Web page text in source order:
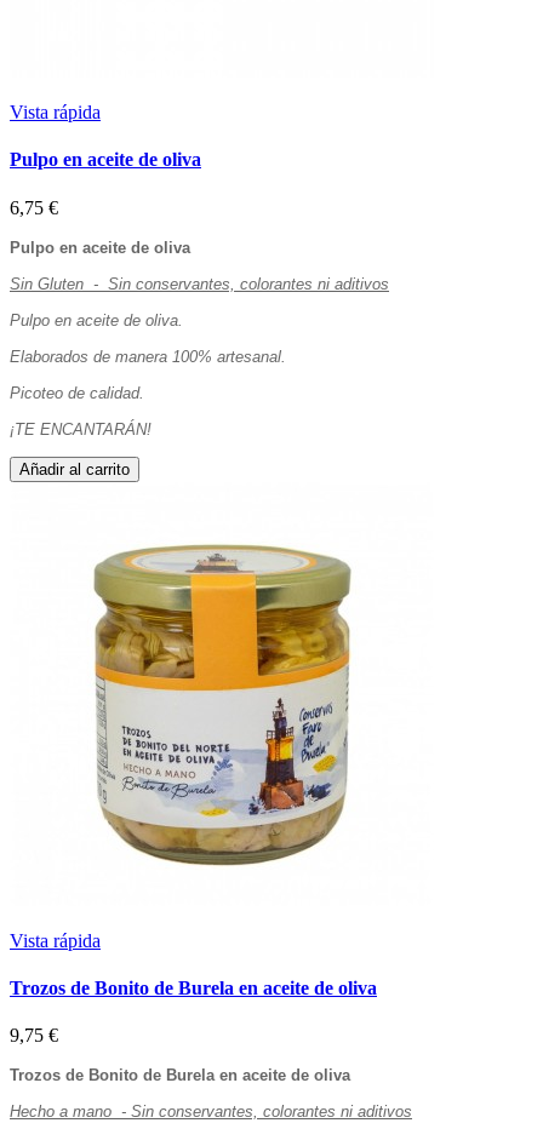
Vista rápida
Pulpo en aceite de oliva
6,75 €
Pulpo en aceite de oliva
Sin Gluten - Sin conservantes, colorantes ni aditivos
Pulpo en aceite de oliva.
Elaborados de manera 100% artesanal.
Picoteo de calidad.
¡TE ENCANTARÁN!
Añadir al carrito
Vista rápida
Trozos de Bonito de Burela en aceite de oliva
9,75 €
Trozos de Bonito de Burela en aceite de oliva
Hecho a mano - Sin conservantes, colorantes ni aditivos